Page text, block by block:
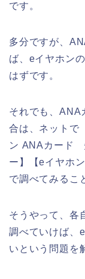
です。
多分ですが、
ば、eイヤホン
はずです。
それでも、ANA
合は、ネットで
ン ANAカード
ー】【eイヤホ
で調べてみるこ
そうやって、各
調べていけば、
いという問題を